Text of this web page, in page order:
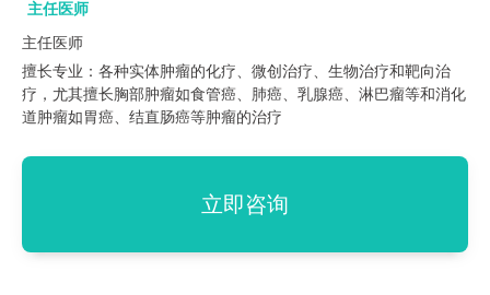
主任医师
主任医师
擅长专业：各种实体肿瘤的化疗、微创治疗、生物治疗和靶向治
疗，尤其擅长胸部肿瘤如食管癌、肺癌、乳腺癌、淋巴瘤等和消化
道肿瘤如胃癌、结直肠癌等肿瘤的治疗
立即咨询